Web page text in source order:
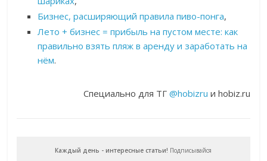
Бизнес, расширяющий правила пиво-понга,
Лето + бизнес = прибыль на пустом месте: как
правильно взять пляж в аренду и заработать на
нём.
Специально для ТГ @hobizru и hobiz.ru
Каждый день - интересные статьи! Подписывайся